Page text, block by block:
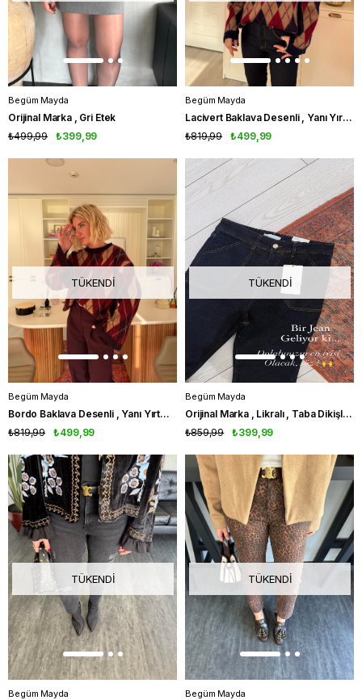
Begüm Mayda
Orijinal Marka , Gri Etek
₺399,99
₺499,99
Begüm Mayda
Lacivert Baklava Desenli , Yanı Yırtmaçlı Triko
₺499,99
₺819,99
TÜKENDI
Begüm Mayda
Bordo Baklava Desenli , Yanı Yırtmaçlı Triko
₺499,99
₺819,99
TÜKENDI
Begüm Mayda
Orijinal Marka , Likralı , Taba Dikişli , İspanyol Paça , Tasarım Jean
₺399,99
₺859,99
TÜKENDI
Begüm Mayda
TÜKENDI
Begüm Mayda